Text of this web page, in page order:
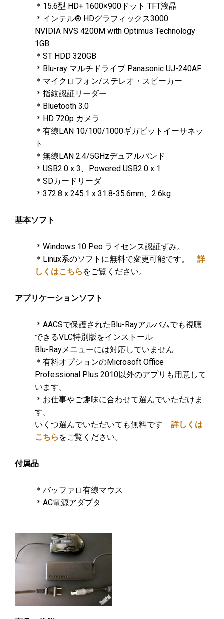
＊15.6型 HD+ 1600×900ドット TFT液晶
＊インテル® HDグラフィックス3000
NVIDIA NVS 4200M with Optimus Technology
1GB
＊ST HDD 320GB
＊Blu-ray マルチドライブ Panasonic UJ-240AF
＊マイクロフォン/ステレオ・スピーカー
＊指紋認証リーダー
＊Bluetooth 3.0
＊HD 720p カメラ
＊有線LAN 10/100/1000ギガビットイーサネッ
ト
＊無線LAN 2.4/5GHzデュアルバンド
＊USB2.0 x 3、Powered USB2.0 x 1
＊SDカードリーダ
＊372.8 x 245.1 x 31.8-35.6mm、2.6kg
基本ソフト
＊Windows 10 Peo ライセンス認証ずみ。
＊Linux系のソフトに無料で変更可能です。 詳
しくはこちら をご覧ください。
アプリケーションソフト
＊AACSで保護されたBlu-Rayアルバムでも視聴
できるVLC特別版をインストール
Blu-Rayメニューには対応していません
＊有料オプションのMicrosoft Office
Professional Plus 2010以外のアプリも用意して
います。
＊お仕事やご趣味に合わせて選んでいただけま
す。
いくつ選んでいただいても無料です 詳しくは
こちら をご覧ください。
付属品
＊バッファロ有線マウス
＊AC電源アダプタ